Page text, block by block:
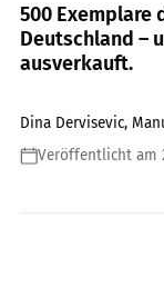
500 Exemplare
Deutschland –
ausverkauft.
Dina Dervisevic,
Veröffentlicht am